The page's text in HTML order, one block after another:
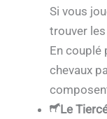
Si vous
trouver les
En couplé
chevaux
Le